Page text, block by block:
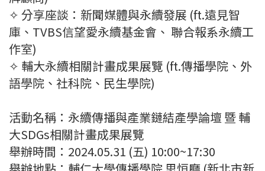
✧ 分享座談：新聞媒體與永續發展 (ft.遠見智
庫、TVBS信望愛永續基金會、 聯合報系永續工
作室)
✧ 輔大永續相關計畫成果展覽 (ft.傳播學院、外
語學院、社科院、民生學院)
活動名稱：永續傳播與產業鏈結產學論壇 暨 輔
大SDGs相關計畫成果展覽
舉辦時間：2024.05.31 (五) 10:00~17:30